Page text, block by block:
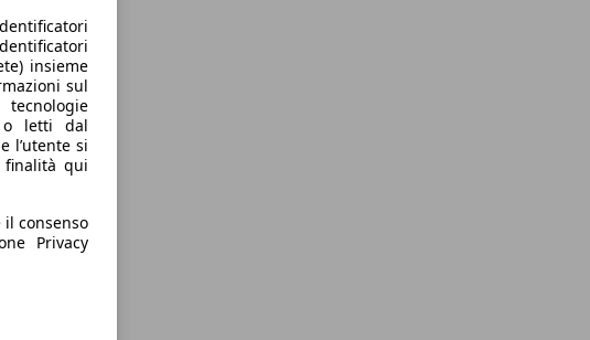
insieme
sul
o letti dal
l’utente si
finalità qui
il consenso
Privacy